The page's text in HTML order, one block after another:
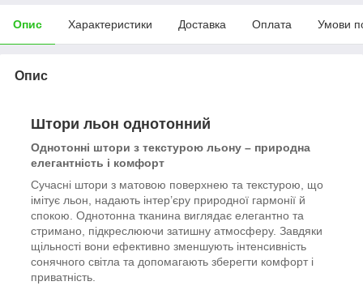
Опис Характеристики Доставка Оплата Умови
Опис
Штори льон однотонний
Однотонні штори з текстурою льону – природна
елегантність і комфорт
Сучасні штори з матовою поверхнею та текстурою, що
імітує льон, надають інтер’єру природної гармонії й
спокою. Однотонна тканина виглядає елегантно та
стримано, підкреслюючи затишну атмосферу. Завдяки
щільності вони ефективно зменшують інтенсивність
сонячного світла та допомагають зберегти комфорт і
приватність.